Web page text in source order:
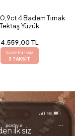
4 Badem Tırnak
Tektaş Yüzük
4.559,00 TL
Vade Farksız
3 TAKSİT
ilk siz